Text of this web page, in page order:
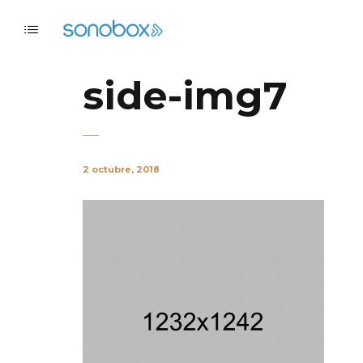
side-img7
2 octubre, 2018